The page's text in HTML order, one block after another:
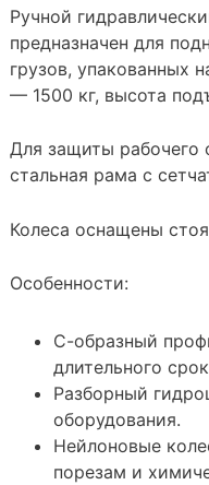
Ручной
предназначен для
грузов, упакованных
— 1500 кг, высота
Для защиты рабочего
стальная рама с
Колеса оснащены
Особенности:
С-образный
длительного
Разборный
оборудования.
Нейлоновые
порезам и